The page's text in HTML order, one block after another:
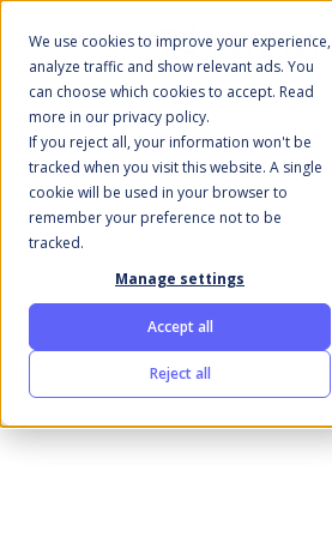
We use cookies to improve your experience,
analyze traffic and show relevant ads. You
can choose which cookies to accept. Read
more in our privacy policy.
If you reject all, your information won't be
tracked when you visit this website. A single
cookie will be used in your browser to
remember your preference not to be
tracked.
Manage settings
Accept all
Reject all